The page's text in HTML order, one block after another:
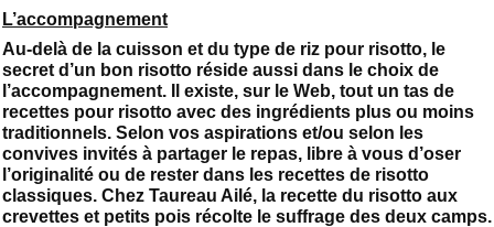
L’accompagnement
Au-delà de la cuisson et du type de riz pour risotto, le
secret d’un bon risotto réside aussi dans le choix de
l’accompagnement. Il existe, sur le Web, tout un tas de
recettes pour risotto avec des ingrédients plus ou moins
traditionnels. Selon vos aspirations et/ou selon les
convives invités à partager le repas, libre à vous d’oser
l’originalité ou de rester dans les recettes de risotto
classiques. Chez Taureau Ailé, la recette du risotto aux
crevettes et petits pois récolte le suffrage des deux camps.